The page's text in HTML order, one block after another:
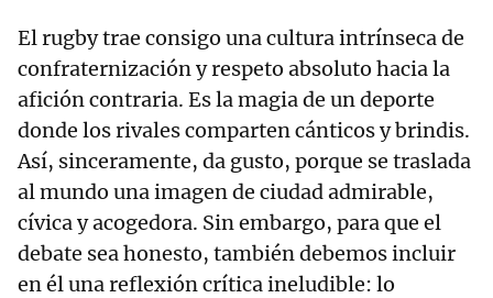
El rugby trae consigo una cultura intrínseca de
confraternización y respeto absoluto hacia la
afición contraria. Es la magia de un deporte
donde los rivales comparten cánticos y brindis.
Así, sinceramente, da gusto, porque se traslada
al mundo una imagen de ciudad admirable,
cívica y acogedora. Sin embargo, para que el
debate sea honesto, también debemos incluir
en él una reflexión crítica ineludible: lo